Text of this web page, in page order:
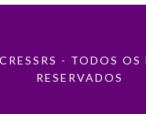
- TODOS OS
RESERVADOS